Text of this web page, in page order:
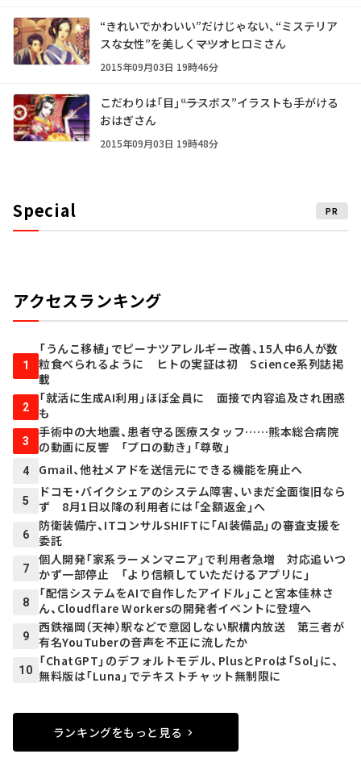
“きれいでかわいい”だけじゃない、“ミステリア
スな女性”を美しく――マツオヒロミさん
2015年09月03日 19時46分
こだわりは「目」――“ラスボス”イラストも手がける
おはぎさん
2015年09月03日 19時48分
Special PR
アクセスランキング
1
「うんこ移植」でピーナツアレルギー改善、15人中6人が数
粒食べられるように ヒトの実証は初 Science系列誌掲
載
2
「就活に生成AI利用」ほぼ全員に 面接で内容追及され困惑
も
3
手術中の大地震、患者守る医療スタッフ……熊本総合病院
の動画に反響 「プロの動き」「尊敬」
4 Gmail、他社メアドを送信元にできる機能を廃止へ
5
ドコモ・バイクシェアのシステム障害、いまだ全面復旧なら
ず 8月1日以降の利用者には「全額返金」へ
6
防衛装備庁、ITコンサルSHIFTに「AI装備品」の審査支援を
委託
7
個人開発「家系ラーメンマニア」で利用者急増 対応追いつ
かず一部停止 「より信頼していただけるアプリに」
8
「配信システムをAIで自作したアイドル」こと宮本佳林さ
ん、Cloudflare Workersの開発者イベントに登壇へ
9
西鉄福岡（天神）駅などで意図しない駅構内放送 第三者が
有名YouTuberの音声を不正に流したか
10
「ChatGPT」のデフォルトモデル、PlusとProは「Sol」に、
無料版は「Luna」でテキストチャット無制限に
ランキングをもっと見る